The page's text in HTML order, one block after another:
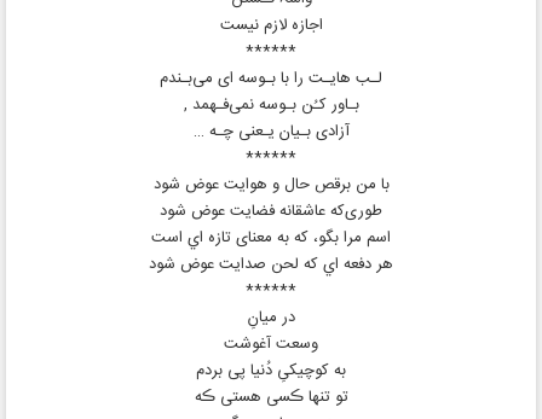
اجازه لازم نیست
******
لـب‌ هایـت را با بـوسه‌ ای می‌بـندم
بـاور کـُن بـوسه نمی‌فـهمد ,
آزادی بـیان یـعنی چـه …
******
با من برقص حال و هوایت عوض شود
طوری‌كه عاشقانه فضایت عوض شود
اسم مرا بگو، که به معنای تازه اي است
هر دفعه اي که لحن صدایت عوض شود
******
در میانِ
وسعت آغوشت
به کوچیکیِ دُنیا پی بردم
تو تنها ڪسی هستی ڪه